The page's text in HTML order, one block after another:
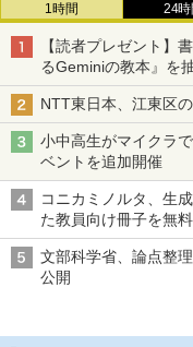
1時間 24時
【読者プレゼント】
るGeminiの教本』
2026年8月12日（水
NTT東日本、江東区
小中高生がマイクラ
ベントを追加開催
コニカミノルタ、生
た教員向け冊子を無
文部科学省、論点整
公開